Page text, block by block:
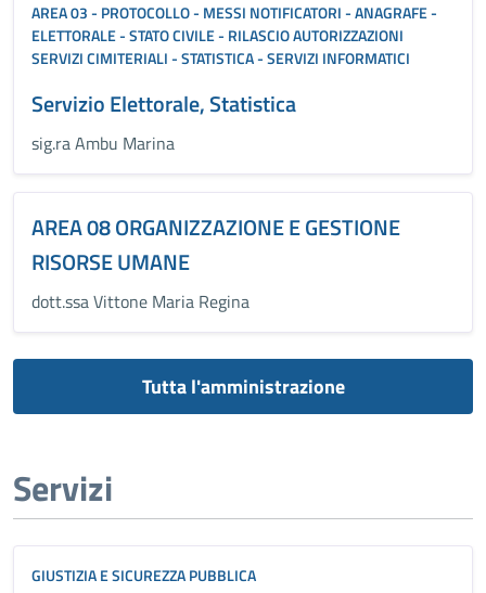
AREA 03 - PROTOCOLLO - MESSI NOTIFICATORI - ANAGRAFE -
ELETTORALE - STATO CIVILE - RILASCIO AUTORIZZAZIONI
SERVIZI CIMITERIALI - STATISTICA - SERVIZI INFORMATICI
Servizio Elettorale, Statistica
sig.ra Ambu Marina
AREA 08 ORGANIZZAZIONE E GESTIONE
RISORSE UMANE
dott.ssa Vittone Maria Regina
Tutta l'amministrazione
Servizi
GIUSTIZIA E SICUREZZA PUBBLICA